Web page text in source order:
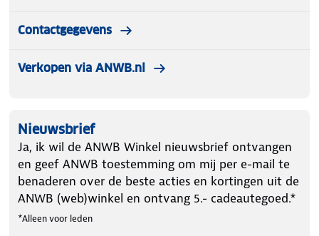
Contactgegevens
Verkopen via ANWB.nl
Nieuwsbrief
Ja, ik wil de ANWB Winkel nieuwsbrief ontvangen
en geef ANWB toestemming om mij per e-mail te
benaderen over de beste acties en kortingen uit de
ANWB (web)winkel en ontvang 5.- cadeautegoed.*
*Alleen voor leden